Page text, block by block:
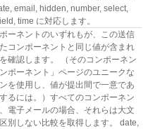
email, hidden, number, select,
time に対応します。
ーネントのいずれもが、この送信
コンポーネントと同じ値が含まれ
確認します。 （そのコンポーネン
ポーネント」ページのユニークな
を使用し、値が提出間で一意であ
るには。）すべてのコンポーネン
電子メールの場合、それらは大文
別しない比較を取得します。 date,